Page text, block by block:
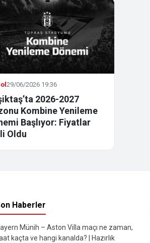
29/06/2026 19:36
2026-2027
Kombine Yenileme
Başlıyor: Fiyatlar
Oldu
Haberler
Münih – Aston Villa maçı ne zaman,
kaçta ve hangi kanalda? | Hazırlık